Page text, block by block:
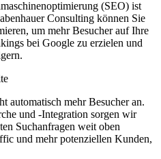
(SEO) ist
Consulting können Sie
um mehr Besucher auf Ihre
bei Google zu erzielen und
automatisch mehr Besucher an.
und -Integration sorgen wir
Suchanfragen weit oben
und mehr potenziellen Kunden,